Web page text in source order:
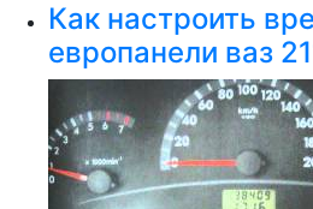
Как настроить
европанели ваз